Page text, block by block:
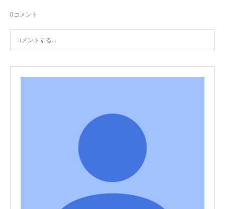
0コメント